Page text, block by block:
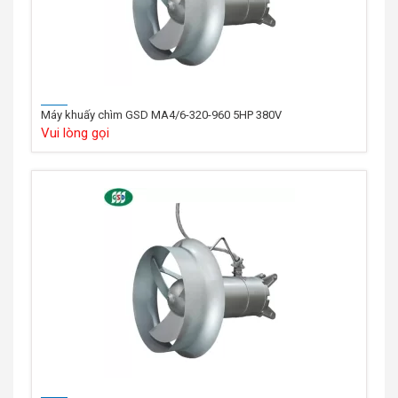
Máy khuấy chìm GSD MA4/6-320-960 5HP 380V
Vui lòng gọi